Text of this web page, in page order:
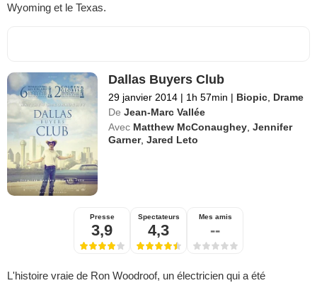
Wyoming et le Texas.
Dallas Buyers Club
29 janvier 2014 | 1h 57min | Biopic Drame
De Jean-Marc Vallée
Avec Matthew McConaughey ,Jennifer
Garner,Jared Leto
Presse
3,9
Spectateurs
4,3
Mes amis
--
L'histoire vraie de Ron Woodroof, un électricien qui a été